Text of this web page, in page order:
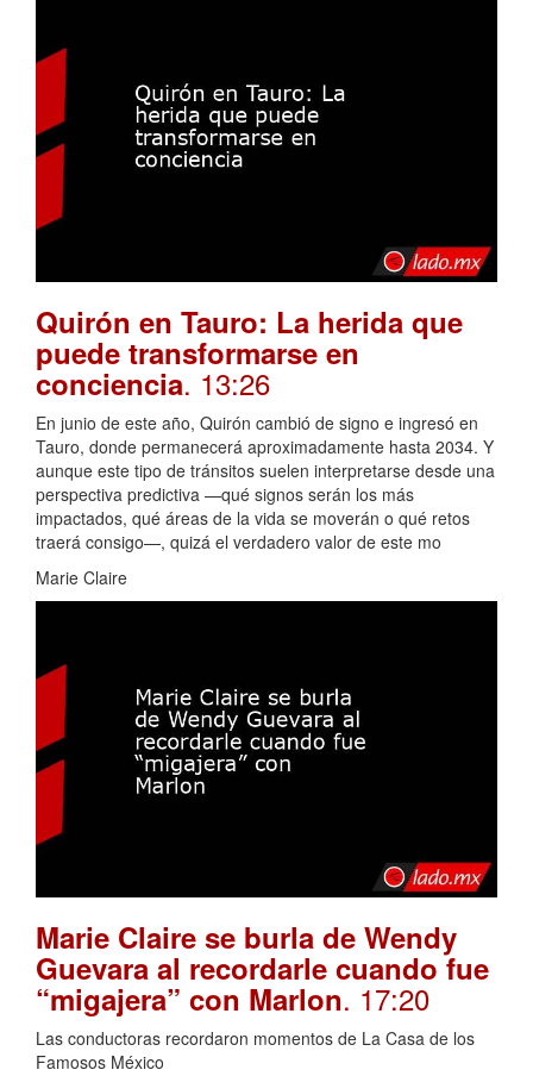
Quirón en Tauro: La herida que
puede transformarse en
conciencia. 13:26
En junio de este año, Quirón cambió de signo e ingresó en
Tauro, donde permanecerá aproximadamente hasta 2034. Y
aunque este tipo de tránsitos suelen interpretarse desde una
perspectiva predictiva —qué signos serán los más
impactados, qué áreas de la vida se moverán o qué retos
traerá consigo—, quizá el verdadero valor de este mo
Marie Claire
Marie Claire se burla de Wendy
Guevara al recordarle cuando fue
“migajera” con Marlon. 17:20
Las conductoras recordaron momentos de La Casa de los
Famosos México